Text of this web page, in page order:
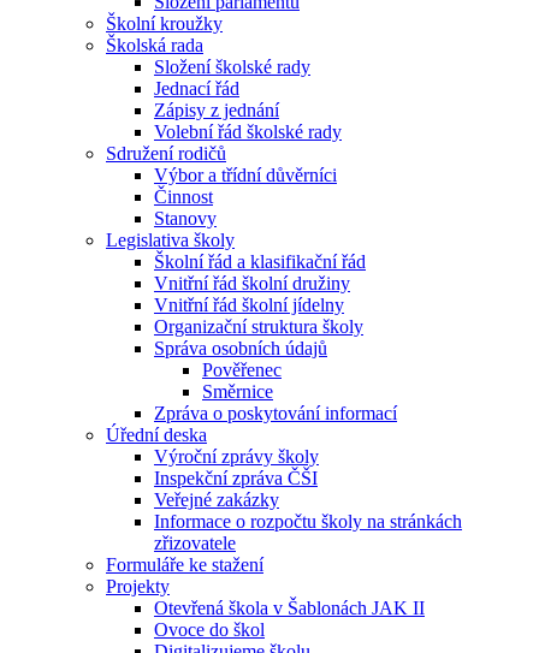
Školní kroužky
Školská rada
Složení školské rady
Jednací řád
Zápisy z jednání
Volební řád školské rady
Sdružení rodičů
Výbor a třídní důvěrníci
Činnost
Stanovy
Legislativa školy
Školní řád a klasifikační řád
Vnitřní řád školní družiny
Vnitřní řád školní jídelny
Organizační struktura školy
Správa osobních údajů
Pověřenec
Směrnice
Zpráva o poskytování informací
Úřední deska
Výroční zprávy školy
Inspekční zpráva ČŠI
Veřejné zakázky
Informace o rozpočtu školy na stránkách
zřizovatele
Formuláře ke stažení
Projekty
Otevřená škola v Šablonách JAK II
Ovoce do škol